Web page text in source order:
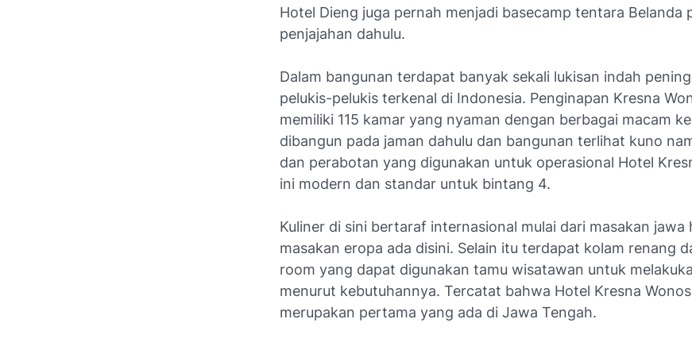
Hotel Dieng juga pernah menjadi basecamp tentara Belanda
penjajahan dahulu.
Dalam bangunan terdapat banyak sekali lukisan indah
pelukis-pelukis terkenal di Indonesia. Penginapan Kresna
memiliki 115 kamar yang nyaman dengan berbagai macam
dibangun pada jaman dahulu dan bangunan terlihat kuno
dan perabotan yang digunakan untuk operasional Hotel
ini modern dan standar untuk bintang 4.
Kuliner di sini bertaraf internasional mulai dari masakan jawa
masakan eropa ada disini. Selain itu terdapat kolam renang
room yang dapat digunakan tamu wisatawan untuk
menurut kebutuhannya. Tercatat bahwa Hotel Kresna
merupakan pertama yang ada di Jawa Tengah.